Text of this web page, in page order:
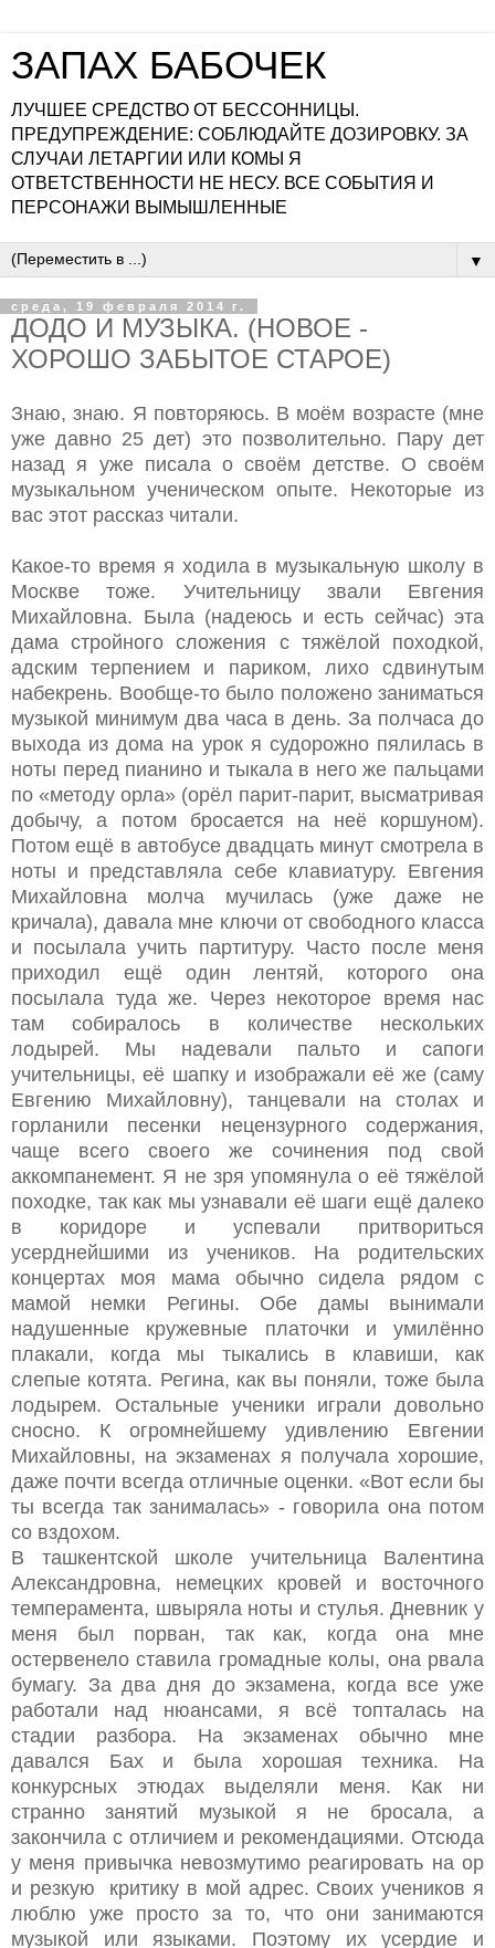
ЗАПАХ БАБОЧЕК
ЛУЧШЕЕ СРЕДСТВО ОТ БЕССОННИЦЫ.
ПРЕДУПРЕЖДЕНИЕ: СОБЛЮДАЙТЕ ДОЗИРОВКУ. ЗА
СЛУЧАИ ЛЕТАРГИИ ИЛИ КОМЫ Я
ОТВЕТСТВЕННОСТИ НЕ НЕСУ. ВСЕ СОБЫТИЯ И
ПЕРСОНАЖИ ВЫМЫШЛЕННЫЕ
▼
среда, 19 февраля 2014 г.
ДОДО И МУЗЫКА. (НОВОЕ -
ХОРОШО ЗАБЫТОЕ СТАРОЕ)
Знаю, знаю. Я повторяюсь. В моём возрасте (мне
уже давно 25 дет) это позволительно. Пару дет
назад я уже писала о своём детстве. О своём
музыкальном ученическом опыте. Некоторые из
вас этот рассказ читали.
Какое-то время я ходила в музыкальную школу в
Москве тоже. Учительницу звали Евгения
Михайловна. Была (надеюсь и есть сейчас) эта
дама стройного сложения с тяжёлой походкой,
адским терпением и париком, лихо сдвинутым
набекрень. Вообще-то было положено заниматься
музыкой минимум два часа в день. За полчаса до
выхода из дома на урок я судорожно пялилась в
ноты перед пианино и тыкала в него же пальцами
по «методу орла» (орёл парит-парит, высматривая
добычу, а потом бросается на неё коршуном).
Потом ещё в автобусе двадцать минут смотрела в
ноты и представляла себе клавиатуру. Евгения
Михайловна молча мучилась (уже даже не
кричала), давала мне ключи от свободного класса
и посылала учить партитуру. Часто после меня
приходил ещё один лентяй, которого она
посылала туда же. Через некоторое время нас
там собиралось в количестве нескольких
лодырей. Мы надевали пальто и сапоги
учительницы, её шапку и изображали её же (саму
Евгению Михайловну), танцевали на столах и
горланили песенки нецензурного содержания,
чаще всего своего же сочинения под свой
аккомпанемент. Я не зря упомянула о её тяжёлой
походке, так как мы узнавали её шаги ещё далеко
в коридоре и успевали притвориться
усерднейшими из учеников. На родительских
концертах моя мама обычно сидела рядом с
мамой немки Регины. Обе дамы вынимали
надушенные кружевные платочки и умилённо
плакали, когда мы тыкались в клавиши, как
слепые котята. Регина, как вы поняли, тоже была
лодырем. Остальные ученики играли довольно
сносно. К огромнейшему удивлению Евгении
Михайловны, на экзаменах я получала хорошие,
даже почти всегда отличные оценки. «Вот если бы
ты всегда так занималась» - говорила она потом
со вздохом.
В ташкентской школе учительница Валентина
Александровна, немецких кровей и восточного
темперамента, швыряла ноты и стулья. Дневник у
меня был порван, так как, когда она мне
остервенело ставила громадные колы, она рвала
бумагу. За два дня до экзамена, когда все уже
работали над нюансами, я всё топталась на
стадии разбора. На экзаменах обычно мне
давался Бах и была хорошая техника. На
конкурсных этюдах выделяли меня. Как ни
странно занятий музыкой я не бросала, а
закончила с отличием и рекомендациями. Отсюда
у меня привычка невозмутимо реагировать на ор
и резкую критику в мой адрес. Своих учеников я
люблю уже просто за то, что они занимаются
музыкой или языками. Поэтому их усердие и